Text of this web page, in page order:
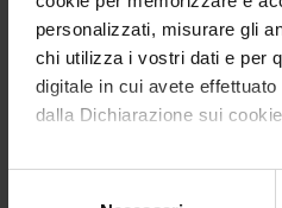
personalizzati, misurare gli
chi utilizza i vostri dati e per
digitale in cui avete
dalla Dichiarazione sui
Con il tuo consenso,
Module:
-------
Program
-------